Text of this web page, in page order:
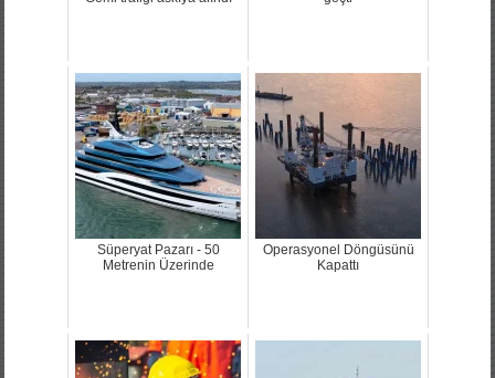
Süperyat Pazarı - 50
Metrenin Üzerinde
Operasyonel Döngüsünü
Kapattı